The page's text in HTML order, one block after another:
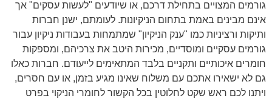
גורמים המצויים בתחילת דרכם, או שיודעים "לעשות עסקים" אך
אינם מבינים באמת בתחום הניקיונות. לעומתם, ישנן חברות
ותיקות ורציניות כמו "ענק הניקיון" שמתמחות בעבודות ניקיון עבור
גורמים עסקיים ומוסדיים, מכירות היטב את צרכיהם, ומספקות
חומרים איכותיים ותקניים בלבד המתאימים לייעודם. חברות כאלו
גם לא ישאירו אתכם עם משלוח שאינו מגיע בזמן, או עם חסרים,
ויתנו לכם ראש שקט לחלוטין בכל הקשור לחומרי הניקוי בפרט